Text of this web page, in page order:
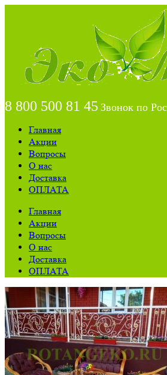
8 800 500 81 45 Звонок по
Главная
Акции
Вопросы
О нас
Доставка
ОПЛАТА
Главная
Акции
Вопросы
О нас
Доставка
ОПЛАТА